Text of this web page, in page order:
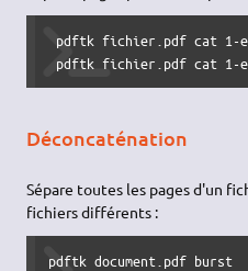
pdftk fichier.pdf cat 1-
pdftk fichier.pdf cat 1-
Déconcaténation
Sépare toutes les pages d'un
fichiers différents :
pdftk document.pdf burst